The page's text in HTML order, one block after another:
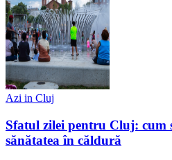
Azi in Cluj
Sfatul zilei pentru Cluj: cum
sănătatea în căldură